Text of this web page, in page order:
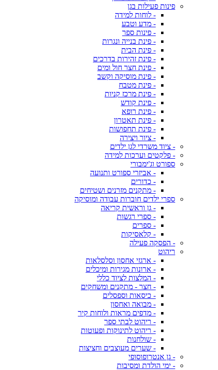
פינות פעילות בגן
- לוחות למידה
- מדע וטבע
- פינות ספר
- פינת בנייה ונגרות
- פינת הבית
- פינת זהירות בדרכים
- פינת חצר חול ומים
- פינת מוסיקה וקשב
- פינת מטבח
- פינת מרכז קניות
- פינת קודש
- פינת רופא
- פינת תאטרון
- פינת תחפושות
- ציור ויצירה
- ציוד משרדי לגן ילדים
- פלקטים וערכות למידה
ספורט וג'ימבורי
- אביזרי ספורט ותנועה
- כדורים
- מתקנים מזרנים ושטיחים
ספרי ילדים חוברות עבודה ומוסיקה
- גן וראשית קריאה
- ספרי רגשות
- ספרים
- קלאסיקות
- הפסקה פעילה
ריהוט
- ארגזי אחסון וסלסלאות
- ארונות מגירות ומיכלים
- המלצות לציוד כללי
- חצר - מתקנים ומשחקים
- כיסאות וספסלים
- מבואה ואחסון
- מדפים מראות ולוחות קיר
- ריהוט לבתי ספר
- ריהוט לתינוקות ופעוטות
- שולחנות
- שערים מעוצבים וחציצות
- גן אנטרופוסופי
- ימי הולדת ומסיבות